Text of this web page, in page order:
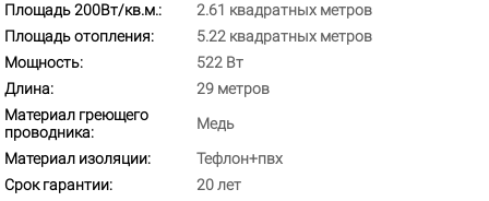
Площадь 200Вт/кв.м.:
2.61 квадратных метров
Площадь отопления:
5.22 квадратных метров
Мощность:
522 Вт
Длина:
29 метров
Материал греющего
проводника:
Медь
Материал изоляции:
Тефлон+пвх
Срок гарантии:
20 лет